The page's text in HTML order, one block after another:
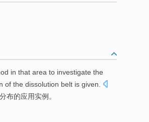
in that area to investigate the
of the dissolution belt is given
分布的应用实例 。